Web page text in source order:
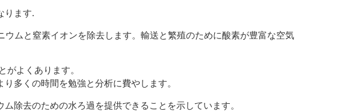
ります.
ムと窒素イオンを除去します。輸送と繁殖のために酸素が豊富な空気
よくあります。
多くの時間を勉強と分析に費やします。
除去のための水ろ過を提供できることを示しています。